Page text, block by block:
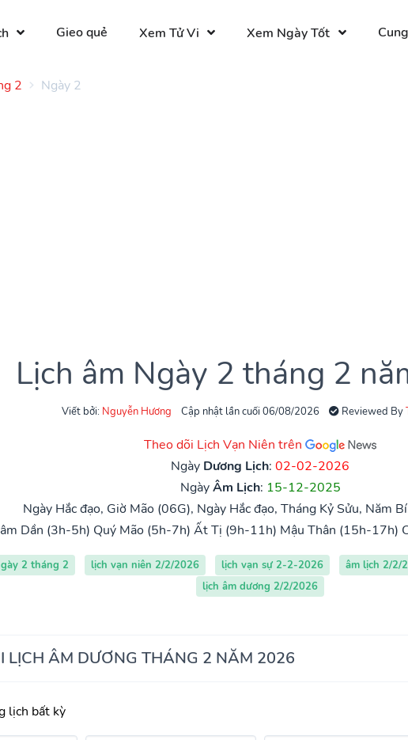
Gieo quẻ Xem Tử Vi Xem Ngày Tốt
2 Ngày 2
Lịch âm Ngày 2 tháng 2
Viết bởi: Nguyễn Hương Cập nhật lần cuối 06/08/2026 Reviewed By
Theo dõi Lịch Vạn Niên trên
Ngày Dương Lịch: 02-02-2026
NgàyÂm Lịch: 15-12-2025
Ngày Hắc đạo, Giờ Mão (06G), Ngày Hắc đạo, Tháng Kỷ Sửu, Năm
Dần (3h-5h) Quý Mão (5h-7h) Ất Tị (9h-11h) Mậu Thân (15h-17h)
2 tháng 2 lịch vạn niên 2/2/2026 lịch vạn sự 2-2-2026 âm lịch 2/2/
lịch âm dương 2/2/2026
LỊCH ÂM DƯƠNG THÁNG 2 NĂM 2026
lịch bất kỳ